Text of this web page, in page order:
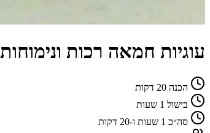
עוגיות חמאה רכות ונימוחות
הכנה
בישול
סה״כ